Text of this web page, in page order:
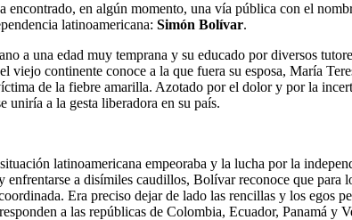
en algún momento, una vía pública con el
latinoamericana: Simón Bolívar.
a una edad muy temprana y su educado por diversos
continente conoce a la que fuera su esposa, María
de la fiebre amarilla. Azotado por el dolor y por la
uniría a la gesta liberadora en su país.
latinoamericana empeoraba y la lucha por la
a disímiles caudillos, Bolívar reconoce que para
Era preciso dejar de lado las rencillas y los egos
a las repúblicas de Colombia, Ecuador, Panamá y